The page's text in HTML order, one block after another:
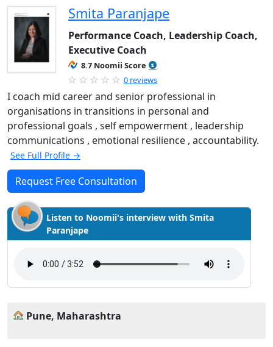
Smita Paranjape
Performance Coach, Leadership Coach,
Executive Coach
8.7 Noomii Score
0 reviews
I coach mid career and senior professional in
organisations in transitions in personal and
professional goals , self empowerment , leadership
communications , emotional resilience , accountability.
See Full Profile →
Request Free Consultation
Listen to Noomii's interview with Smita
Paranjape
Pune, Maharashtra